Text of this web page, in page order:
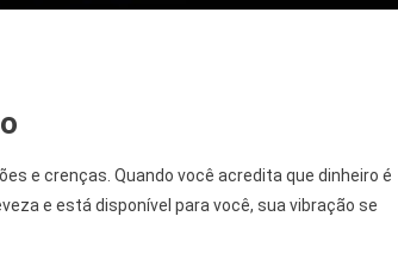
e crenças. Quando você acredita que dinheiro é
e está disponível para você, sua vibração se